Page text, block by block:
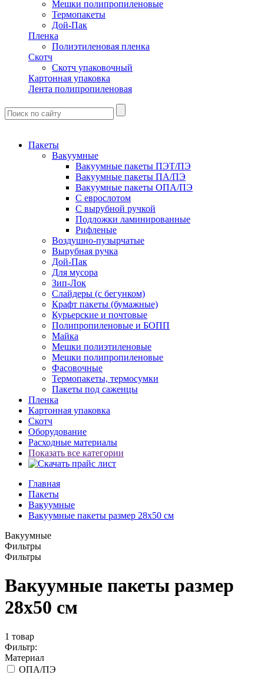
Мешки полипропиленовые
Термопакеты
Дой-Пак
Пленка
Полиэтиленовая пленка
Скотч
Скотч упаковочный
Картонная упаковка
Лента полипропиленовая
Пакеты
Вакуумные
Вакуумные пакеты ПЭТ/ПЭ
Вакуумные пакеты ПА/ПЭ
Вакуумные пакеты ОПА/ПЭ
С еврослотом
С вырубной ручкой
Подложки ламинированные
Рифленые
Воздушно-пузырчатые
Вырубная ручка
Дой-Пак
Для мусора
Зип-Лок
Слайдеры (с бегунком)
Крафт пакеты (бумажные)
Курьерские и почтовые
Полипропиленовые и БОПП
Майка
Мешки полиэтиленовые
Мешки полипропиленовые
Фасовочные
Термопакеты, термосумки
Пакеты под саженцы
Пленка
Картонная упаковка
Скотч
Оборудование
Расходные материалы
Показать все категории
Главная
Пакеты
Вакуумные
Вакуумные пакеты размер 28x50 см
Вакуумные
Фильтры
Фильтры
Вакуумные пакеты размер
28x50 см
1 товар
Фильтр:
Материал
ОПА/ПЭ